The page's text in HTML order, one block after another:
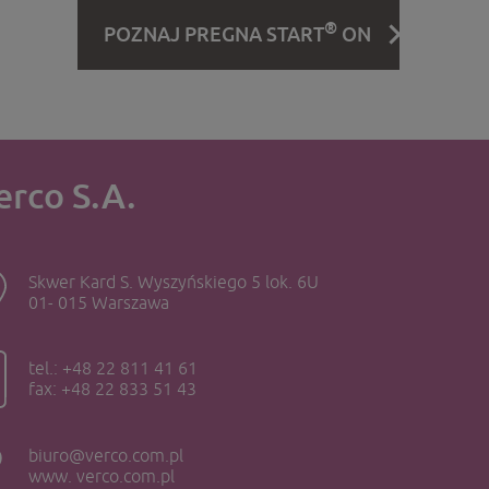
POZNAJ PREGNA START® ON
S.A.
Skwer Kard S. Wyszyńskiego 5 lok. 6U
01- 015 Warszawa
tel.: +48 22 811 41 61
fax: +48 22 833 51 43
biuro@verco.com.pl
www. verco.com.pl